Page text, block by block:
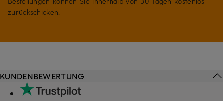
zurückschicken.
KUNDENBEWERTUNG